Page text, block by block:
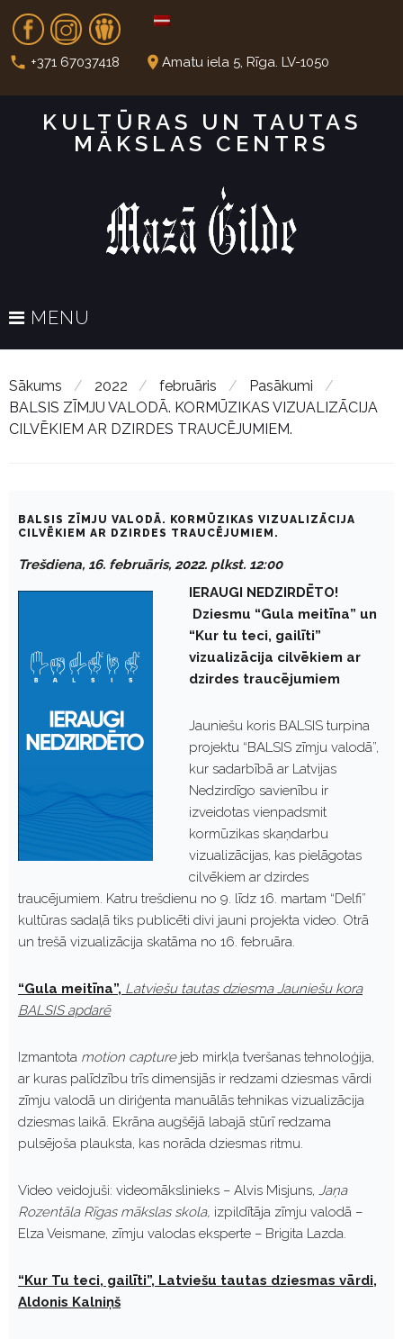
t
Fb In Dr
call +371 67037418 place Amatu iela 5, Rīga. LV-1050
KULTŪRAS UN TAUTAS
MĀKSLAS CENTRS
MENU
Sākums / 2022 / februāris / Pasākumi
/
BALSIS ZĪMJU VALODĀ. KORMŪZIKAS VIZUALIZĀCIJA
CILVĒKIEM AR DZIRDES TRAUCĒJUMIEM.
BALSIS ZĪMJU VALODĀ. KORMŪZIKAS VIZUALIZĀCIJA
CILVĒKIEM AR DZIRDES TRAUCĒJUMIEM.
Trešdiena, 16. februāris, 2022. plkst. 12:00
IERAUGI NEDZIRDĒTO!
Dziesmu “Gula meitīna” un
“Kur tu teci, gailīti”
vizualizācija cilvēkiem ar
dzirdes traucējumiem
Jauniešu koris BALSIS turpina
projektu “BALSIS zīmju valodā”,
kur sadarbībā ar Latvijas
Nedzirdīgo savienību ir
izveidotas vienpadsmit
kormūzikas skaņdarbu
vizualizācijas, kas pielāgotas
cilvēkiem ar dzirdes
traucējumiem. Katru trešdienu no 9. līdz 16. martam “Delfi”
kultūras sadaļā tiks publicēti divi jauni projekta video. Otrā
un trešā vizualizācija skatāma no 16. februāra.
“Gula meitīna”, Latviešu tautas dziesma Jauniešu kora
BALSIS apdarē
Izmantota motion capturejeb mirkļa tveršanas tehnoloģija,
ar kuras palīdzību trīs dimensijās ir redzami dziesmas vārdi
zīmju valodā un diriģenta manuālās tehnikas vizualizācija
dziesmas laikā. Ekrāna augšējā labajā stūrī redzama
pulsējoša plauksta, kas norāda dziesmas ritmu.
Video veidojuši: videomākslinieks – Alvis Misjuns, Jaņa
Rozentāla Rīgas mākslas skola, izpildītāja zīmju valodā –
Elza Veismane, zīmju valodas eksperte – Brigita Lazda.
“Kur Tu teci, gailīti”, Latviešu tautas dziesmas vārdi,
Aldonis Kalniņš